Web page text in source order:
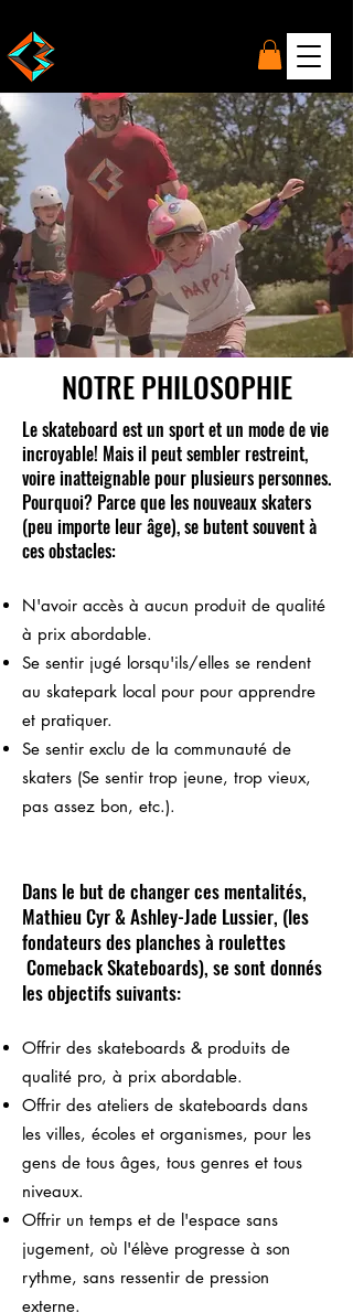
NOTRE PHILOSOPHIE
Le skateboard est un sport et un mode de vie
incroyable! Mais il peut sembler restreint,
voire inatteignable pour plusieurs personnes.
Pourquoi? Parce que les nouveaux skaters
(peu importe leur âge), se butent souvent à
ces obstacles:
N'avoir accès à aucun produit de qualité
à prix abordable.
Se sentir jugé lorsqu'ils/elles se rendent
au skatepark local pour pour apprendre
et pratiquer.
Se sentir exclu de la communauté de
skaters (Se sentir trop jeune, trop vieux,
pas assez bon, etc.).
Dans le but de changer ces mentalités,
Mathieu Cyr & Ashley-Jade Lussier, (les
fondateurs des planches à roulettes
Comeback Skateboards), se sont donnés
les objectifs suivants:
Offrir des skateboards & produits de
qualité pro, à prix abordable.
Offrir des ateliers de skateboards dans
les villes, écoles et organismes, pour les
gens de tous âges, tous genres et tous
niveaux.
Offrir un temps et de l'espace sans
jugement, où l'élève progresse à son
rythme, sans ressentir de pression
externe.